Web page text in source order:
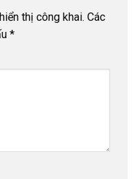
thị công khai. Các
*